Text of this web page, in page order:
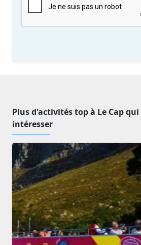
Plus d'activités top à Le Cap
intéresser